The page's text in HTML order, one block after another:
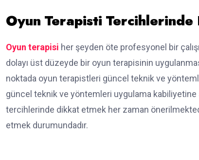
Oyun Terapisti
Oyun terapisi her şeyden öte profesyonel bir
dolayı üst düzeyde bir oyun terapisinin
noktada oyun terapistleri güncel teknik ve
güncel teknik ve yöntemleri uygulama kabiliyetine
tercihlerinde dikkat etmek her zaman
etmek durumundadır.